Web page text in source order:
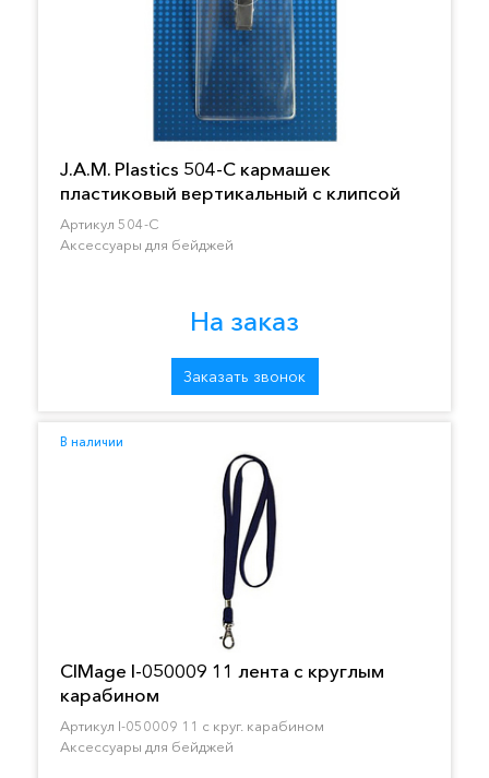
J.A.M. Plastics 504-C кармашек
пластиковый вертикальный с клипсой
Артикул 504-C
Аксессуары для бейджей
На заказ
Заказать звонок
В наличии
CIMage I-050009 11 лента с круглым
карабином
Артикул I-050009 11 с круг. карабином
Аксессуары для бейджей